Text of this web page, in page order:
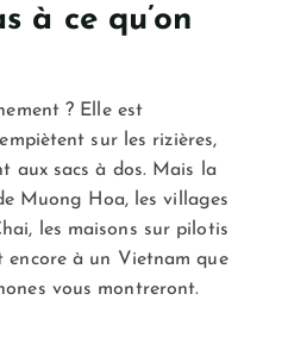
à ce qu’on
? Elle est
sur les rizières,
aux sacs à dos. Mais la
Muong Hoa, les villages
les maisons sur pilotis
encore à un Vietnam que
vous montreront.